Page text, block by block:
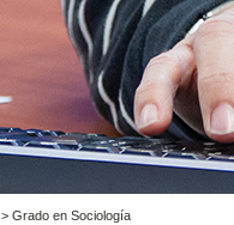
> Grado en Sociología